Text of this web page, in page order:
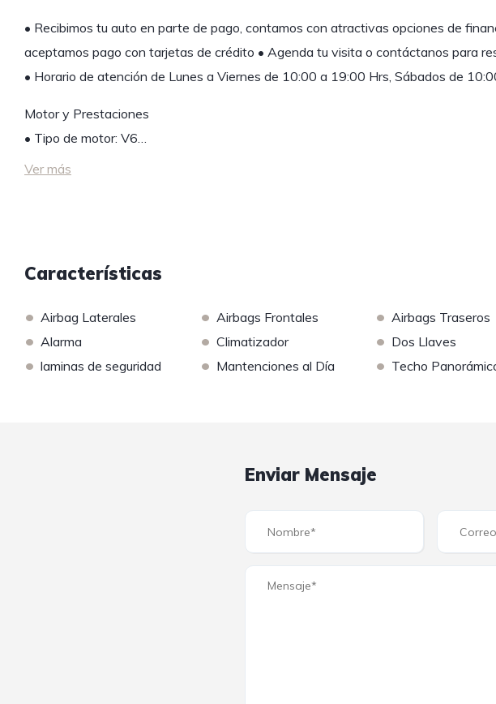
• Recibimos tu auto en parte de pago, contamos con atractivas opciones de
aceptamos pago con tarjetas de crédito • Agenda tu visita o contáctanos para
• Horario de atención de Lunes a Viernes de 10:00 a 19:00 Hrs, Sábados de
Motor y Prestaciones
• Tipo de motor: V6…
Ver más
Características
• Airbag Laterales • Airbags Frontales • Airbags Traseros
• Alarma • Climatizador • Dos Llaves
• laminas de seguridad • Mantenciones al Día • Techo
Enviar Mensaje